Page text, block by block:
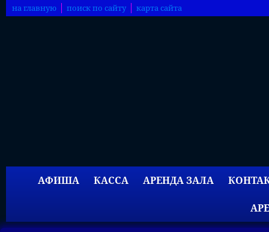
на главную поиск по сайту карта сайта
АФИША КАССА АРЕНДА ЗАЛА